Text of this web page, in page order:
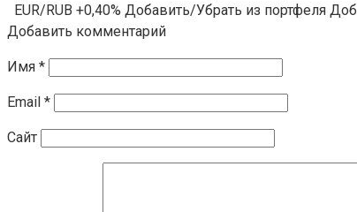
EUR/RUB +0,40% Добавить/Убрать из портфеля
Добавить комментарий
Имя *
Email *
Сайт